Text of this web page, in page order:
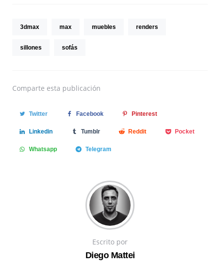
3dmax max muebles renders
sillones sofás
Comparte esta publicación
Twitter Facebook Pinterest
Linkedin Tumblr Reddit Pocket
Whatsapp Telegram
Escrito por
Diego Mattei